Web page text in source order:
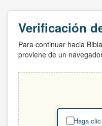
Verificación
Para continuar hacia
proviene de un
Haga